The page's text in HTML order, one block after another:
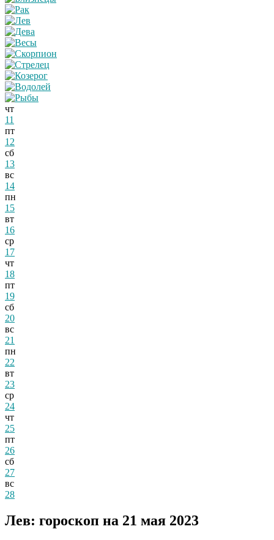
чт
11
пт
12
сб
13
вс
14
пн
15
вт
16
ср
17
чт
18
пт
19
сб
20
вс
21
пн
22
вт
23
ср
24
чт
25
пт
26
сб
27
вс
28
Лев: гороскоп на 21 мая 2023